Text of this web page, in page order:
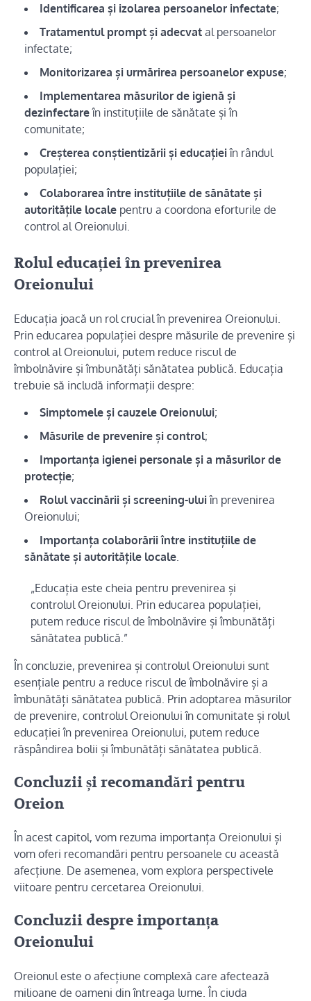
Identificarea și izolarea persoanelor infectate;
Tratamentul prompt și adecvat al persoanelor
infectate;
Monitorizarea și urmărirea persoanelor expuse;
Implementarea măsurilor de igienă și
dezinfectareîn instituțiile de sănătate și în
comunitate;
Creșterea conștientizării și educațieiîn rândul
populației;
Colaborarea între instituțiile de sănătate și
autoritățile locale pentru a coordona eforturile de
control al Oreionului.
Rolul educației în prevenirea
Oreionului
Educația joacă un rol crucial în prevenirea Oreionului.
Prin educarea populației despre măsurile de prevenire și
control al Oreionului, putem reduce riscul de
îmbolnăvire și îmbunătăți sănătatea publică. Educația
trebuie să includă informații despre:
Simptomele și cauzele Oreionului;
Măsurile de prevenire și control;
Importanța igienei personale și a măsurilor de
protecție;
Rolul vaccinării și screening-uluiîn prevenirea
Oreionului;
Importanța colaborării între instituțiile de
sănătate și autoritățile locale
„Educația este cheia pentru prevenirea și
controlul Oreionului. Prin educarea populației,
putem reduce riscul de îmbolnăvire și îmbunătăți
sănătatea publică.”
În concluzie, prevenirea și controlul Oreionului sunt
esențiale pentru a reduce riscul de îmbolnăvire și a
îmbunătăți sănătatea publică. Prin adoptarea măsurilor
de prevenire, controlul Oreionului în comunitate și rolul
educației în prevenirea Oreionului, putem reduce
răspândirea bolii și îmbunătăți sănătatea publică.
Concluzii și recomandări pentru
Oreion
În acest capitol, vom rezuma importanța Oreionului și
vom oferi recomandări pentru persoanele cu această
afecțiune. De asemenea, vom explora perspectivele
viitoare pentru cercetarea Oreionului.
Concluzii despre importanța
Oreionului
Oreionul este o afecțiune complexă care afectează
milioane de oameni din întreaga lume. În ciuda